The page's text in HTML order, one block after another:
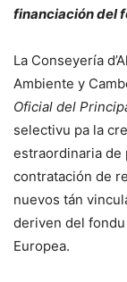
financiación del
La Conseyería
Ambiente y
Oficial del
selectivu pa la
estraordinaria de
contratación de
nuevos tán
deriven del fondu
Europea.